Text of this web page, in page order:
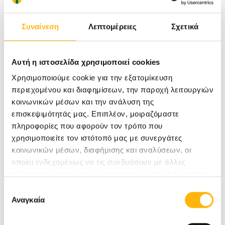
Συναίνεση Λεπτομέρειες Σχετικά
Αυτή η ιστοσελίδα χρησιμοποιεί cookies
Χρησιμοποιούμε cookie για την εξατομίκευση
περιεχομένου και διαφημίσεων, την παροχή λειτουργιών
κοινωνικών μέσων και την ανάλυση της
επισκεψιμότητάς μας. Επιπλέον, μοιραζόμαστε
πληροφορίες που αφορούν τον τρόπο που
χρησιμοποιείτε τον ιστότοπό μας με συνεργάτες
κοινωνικών μέσων, διαφήμισης και αναλύσεων, οι
οποίοι ενδεχομένως να τις συνδυάσουν με άλλες
των υπηρεσιών τους.
συγκατάθεσης
Αναγκαία
πρωτοποριακό ιατροτεχνολογικό εξοπλισμό και
με την συνδρομή κορυφαίων ιατρών συνεργατών
όλων των ειδικοτήτων καθώς επίσης
επιστημονικού, νοσηλευτικού και διοικητικού
προσωπικού.
Ο Όμιλος ΙΑΣΩ πάντα ένα βήμα μπροστά, μέσω
των πιστοποιήσεων ποιότητας στο σύνολο των
Κλινικών του, ΙΑΣΩ, ΙΑΣΩ ΠΑΙΔΩΝ, ΦΙΛΟΚΤΗΤΗ,
ΙΑΣΩ GENERAL, ΙΑΣΩ ΘΕΣΣΑΛΙΑΣ κατά
ISO9001:2008, και της εν γένει στόχευσής του
στη διασφάλιση ποιότητας τώρα πλέον και με